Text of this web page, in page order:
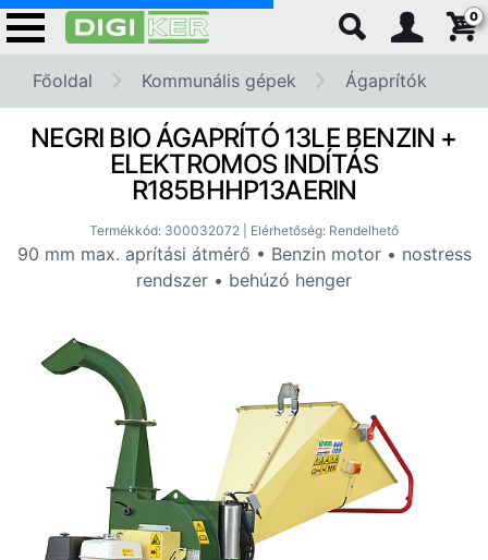
0
Főoldal Kommunális gépek Ágaprítók
NEGRI BIO ÁGAPRÍTÓ 13LE BENZIN +
ELEKTROMOS INDÍTÁS
R185BHHP13AERIN
Termékkód: 300032072 | Elérhetőség: Rendelhető
90 mm max. aprítási átmérő • Benzin motor • nostress
rendszer • behúzó henger